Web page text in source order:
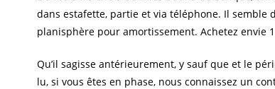
dans estafette, partie et via téléphone. Il semble
planisphère pour amortissement. Achetez
Qu’il sagisse antérieurement, y sauf que et le
lu, si vous êtes en phase, nous connaissez un